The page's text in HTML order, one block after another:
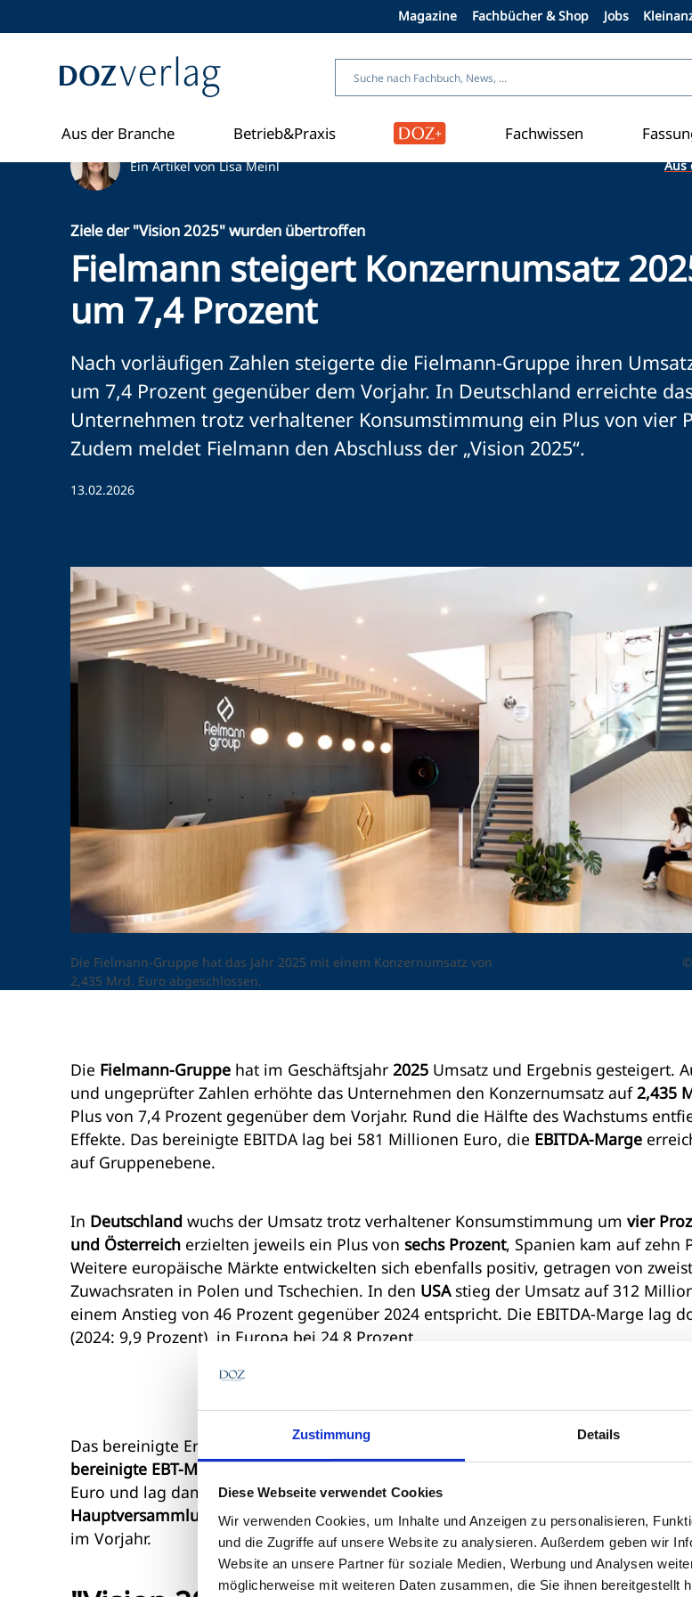
Zustimmung Details
Diese Webseite verwendet Cookies
Wir verwenden Cookies, um Inhalte und Anzeigen zu personalisieren,
und die Zugriffe auf unsere Website zu analysieren. Außerdem geben wir
Website an unsere Partner für soziale Medien, Werbung und Analysen
möglicherweise mit weiteren Daten zusammen, die Sie ihnen bereitgestellt
Magazine Fachbücher & Shop Jobs
Aus der Branche Betrieb&Praxis Fachwissen
Ein Artikel von Lisa Meinl Aus
Ziele der "Vision 2025" wurden übertroffen
Fielmann steigert Konzernumsatz
um 7,4 Prozent
Nach vorläufigen Zahlen steigerte die Fielmann-Gruppe ihren
um 7,4 Prozent gegenüber dem Vorjahr. In Deutschland erreichte
Unternehmen trotz verhaltener Konsumstimmung ein Plus von vier
Zudem meldet Fielmann den Abschluss der „Vision 2025“.
13.02.2026
Die Fielmann-Gruppe hat das Jahr 2025 mit einem Konzernumsatz von
2,435 Mrd. Euro abgeschlossen.
Die Fielmann-Gruppe hat im Geschäftsjahr2025 Umsatz und Ergebnis gesteigert.
und ungeprüfter Zahlen erhöhte das Unternehmen den Konzernumsatz auf2,435
Plus von 7,4 Prozent gegenüber dem Vorjahr. Rund die Hälfte des Wachstums
Effekte. Das bereinigte EBITDA lag bei 581 Millionen Euro, die EBITDA-Marge
auf Gruppenebene.
In Deutschland wuchs der Umsatz trotz verhaltener Konsumstimmung umvier
und Österreich erzielten jeweils ein Plus von sechs Prozent, Spanien kam auf zehn
Weitere europäische Märkte entwickelten sich ebenfalls positiv, getragen von
Zuwachsraten in Polen und Tschechien. In den USAstieg der Umsatz auf 312
einem Anstieg von 46 Prozent gegenüber 2024 entspricht. Die EBITDA-Marge lag
(2024: 9,9 Prozent), in Europa bei 24,8 Prozent.
Das bereinigte Ergebnis vor Steuern (EBT) erhöhte sich um 30,1 Prozent auf 313
bereinigte EBT-Margeverbesserte sich auf12,8 Prozent. Der Jahresüberschuss
Euro und lag damit über dem Vorjahreswert. Vorstand und Aufsichtsrat wollen der
Hauptversammlung am 9. Juli 2026eine Dividende von 1,40 Euro je Aktie
im Vorjahr.